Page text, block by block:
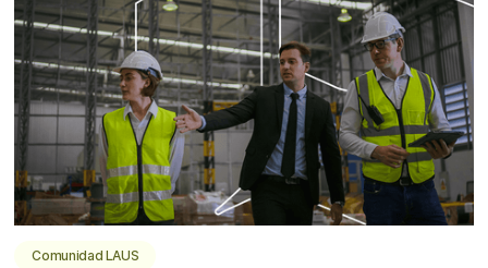
Comunidad LAUS